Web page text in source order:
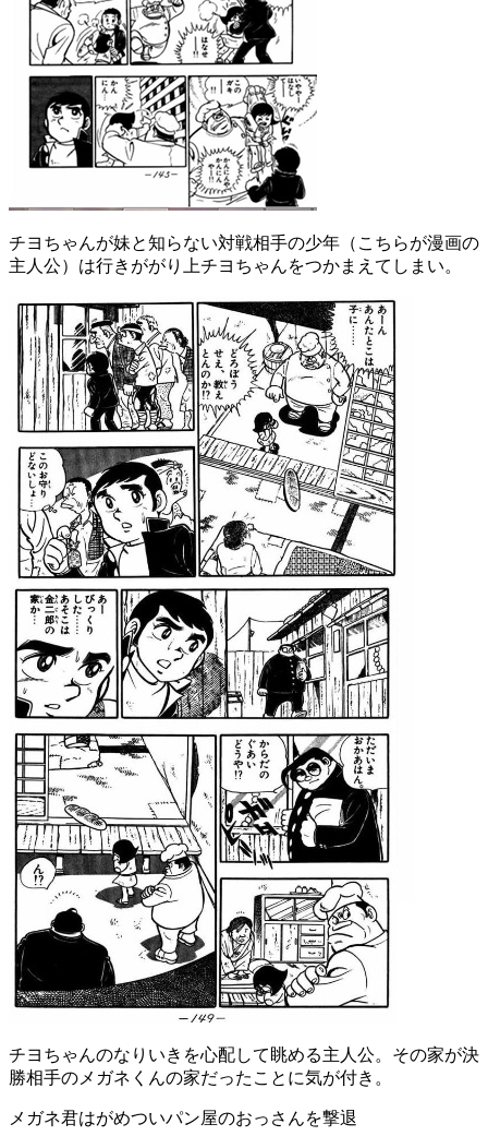
チヨちゃんが妹と知らない対戦相手の少年（こちらが漫画の
主人公）は行きががり上チヨちゃんをつかまえてしまい。
チヨちゃんのなりいきを心配して眺める主人公。その家が決
勝相手のメガネくんの家だったことに気が付き。
メガネ君はがめついパン屋のおっさんを撃退